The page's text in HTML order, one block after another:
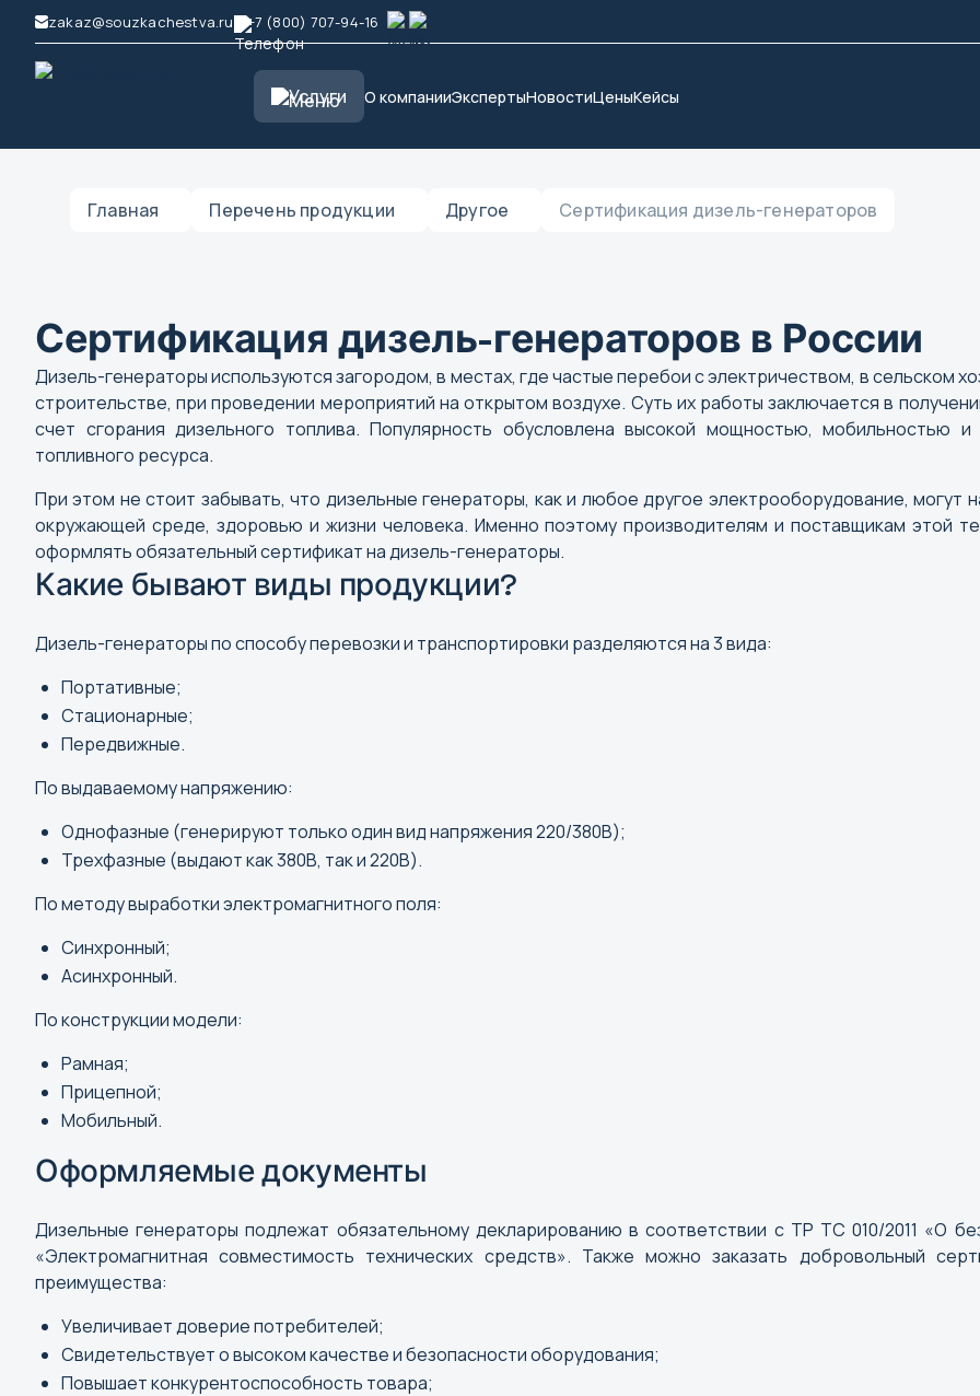
zakaz@souzkachestva.ru +7 (800) 707-94-16
Услуги О компанииЭкспертыНовостиЦеныКейсы
Главная Перечень продукции Другое Сертификация дизель-генераторов
Сертификация дизель-генераторов в России
Дизель-генераторы используются загородом, в местах, где частые перебои с электричеством, в сельском
строительстве, при проведении мероприятий на открытом воздухе. Суть их работы заключается в
счет сгорания дизельного топлива. Популярность обусловлена высокой мощностью, мобильностью и
топливного ресурса.
При этом не стоит забывать, что дизельные генераторы, как и любое другое электрооборудование, могут
окружающей среде, здоровью и жизни человека. Именно поэтому производителям и поставщикам этой
оформлять обязательный сертификат на дизель-генераторы.
Какие бывают виды продукции?
Дизель-генераторы по способу перевозки и транспортировки разделяются на 3 вида:
Портативные;
Стационарные;
Передвижные.
По выдаваемому напряжению:
Однофазные (генерируют только один вид напряжения 220/380В);
Трехфазные (выдают как 380В, так и 220В).
По методу выработки электромагнитного поля:
Синхронный;
Асинхронный.
По конструкции модели:
Рамная;
Прицепной;
Мобильный.
Оформляемые документы
Дизельные генераторы подлежат обязательному декларированию в соответствии с ТР ТС 010/2011 «О
«Электромагнитная совместимость технических средств». Также можно заказать добровольный
преимущества:
Увеличивает доверие потребителей;
Свидетельствует о высоком качестве и безопасности оборудования;
Повышает конкурентоспособность товара;
Поиск города
А